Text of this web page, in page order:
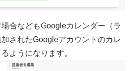
合などもGoogleカレンダー（ラ
されたGoogleアカウントのカレ
ようになります。